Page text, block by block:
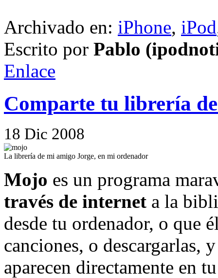
Archivado en: iPhone, iPod
Escrito por Pablo
Enlace
Comparte tu librería
18 Dic 2008
La librería de mi amigo Jorge, en mi ordenador
Mojo es un programa
través de internet a la
desde tu ordenador, o que
canciones, o descargarlas,
aparecen directamente en